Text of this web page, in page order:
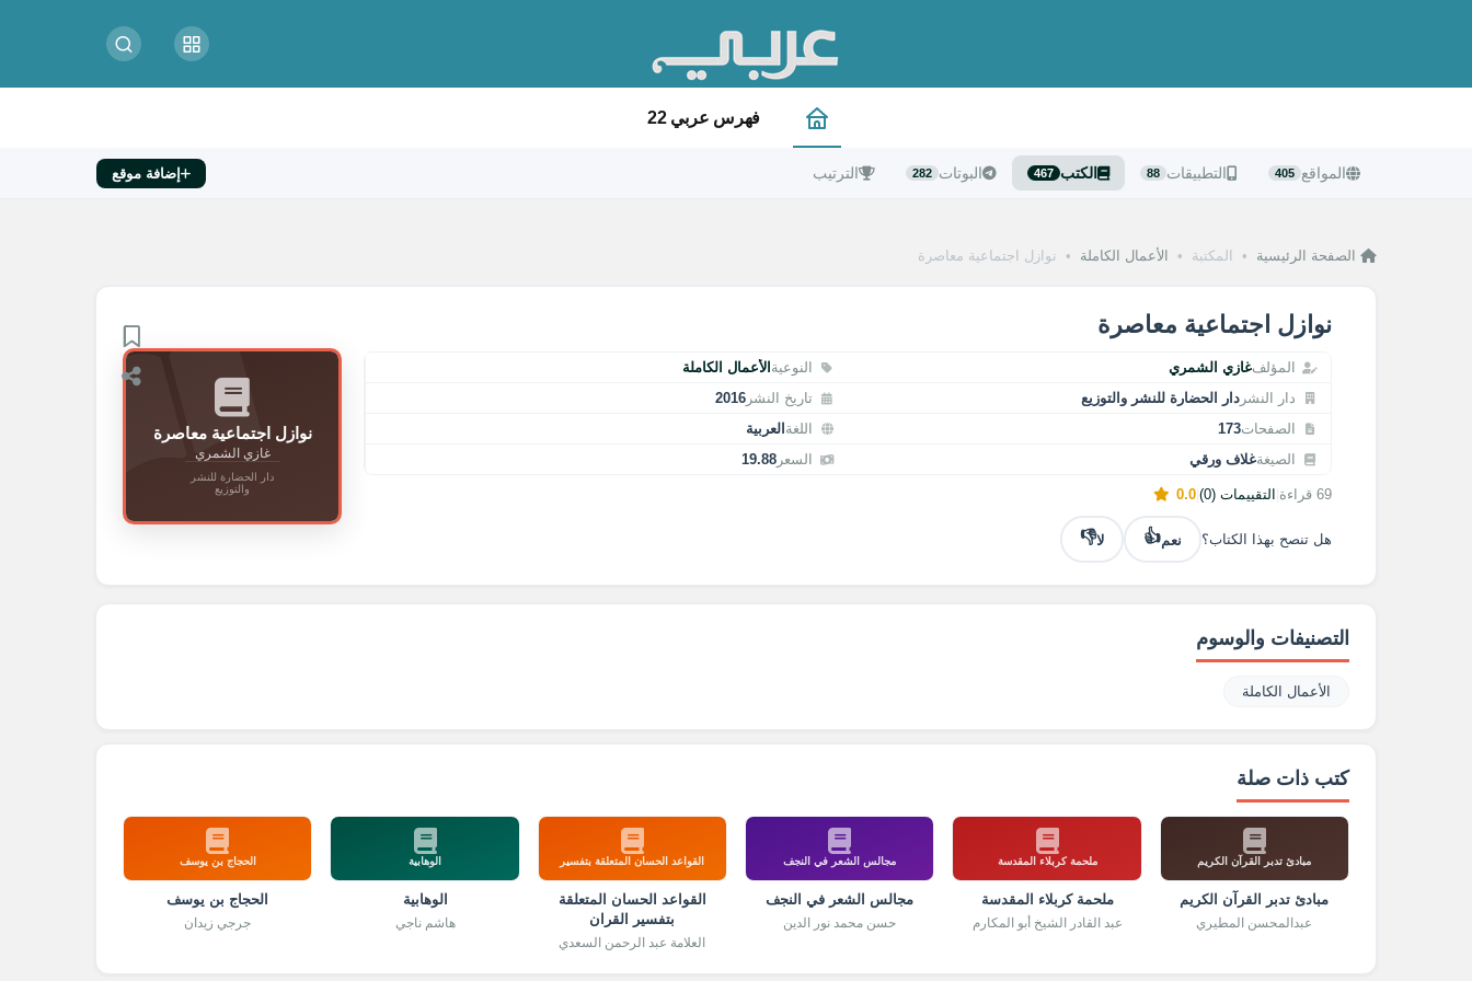
فهرس عربي 22
المواقع 405 التطبيقات 88 الكتب 467 البوتات 282 الترتيب إضافة موقع
الصفحة الرئيسية • المكتبة • الأعمال الكاملة • نوازل اجتماعية معاصرة
نوازل اجتماعية معاصرة
المؤلفغازي الشمري النوعية الأعمال الكاملة
دار النشر دار الحضارة للنشر والتوزيع تاريخ النشر 2016
الصفحات173 اللغة العربية
الصيغةغلاف ورقي السعر 19.88
69 قراءة التقييمات (0) 0.0
هل تنصح بهذا الكتاب؟ نعم👍 لا👎
نوازل اجتماعية معاصرة
غازي الشمري
دار الحضارة للنشر
والتوزيع
التصنيفات والوسوم
الأعمال الكاملة
كتب ذات صلة
مبادئ تدبر القرآن الكريم
مبادئ تدبر القرآن الكريم
عبدالمحسن المطيري
ملحمة كربلاء المقدسة
ملحمة كربلاء المقدسة
عبد القادر الشيخ أبو المكارم
مجالس الشعر في النجف
مجالس الشعر في النجف
حسن محمد نور الدين
القواعد الحسان المتعلقة بتفسير
القواعد الحسان المتعلقة
بتفسير القران
العلامة عبد الرحمن السعدي
الوهابية
الوهابية
هاشم ناجي
الحجاج بن يوسف
الحجاج بن يوسف
جرجي زيدان